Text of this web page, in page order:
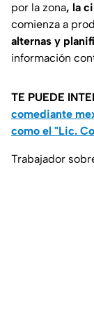
por la zona, la
comienza a
alternas y
información
TE PUEDE
comediante
como el "Lic.
Trabajador